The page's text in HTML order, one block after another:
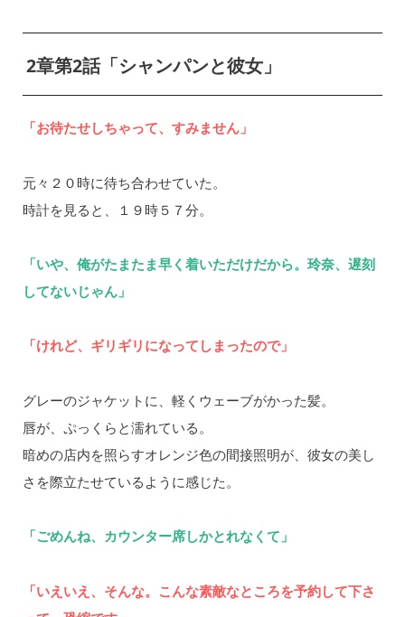
2章第2話「シャンパンと彼女」
「お待たせしちゃって、すみません」
元々２０時に待ち合わせていた。
時計を見ると、１９時５７分。
「いや、俺がたまたま早く着いただけだから。玲奈、遅刻
してないじゃん」
「けれど、ギリギリになってしまったので」
グレーのジャケットに、軽くウェーブがかった髪。
唇が、ぷっくらと濡れている。
暗めの店内を照らすオレンジ色の間接照明が、彼女の美し
さを際立たせているように感じた。
「ごめんね、カウンター席しかとれなくて」
「いえいえ、そんな。こんな素敵なところを予約して下さ